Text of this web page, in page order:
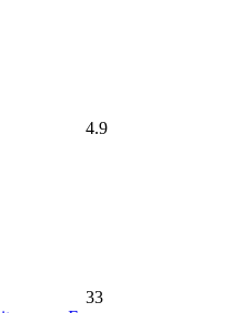
4.9
33